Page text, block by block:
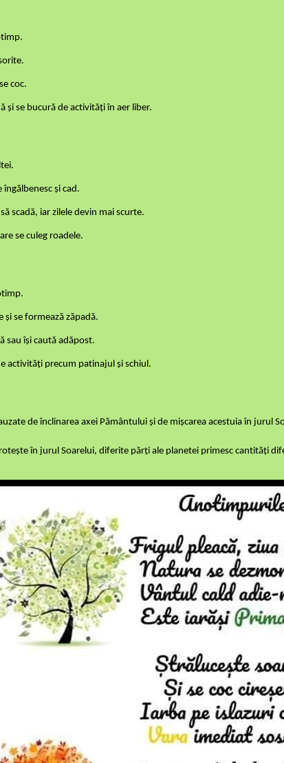
coc.
și se bucură de activități în aer liber.
îngălbenesc și cad.
scadă, iar zilele devin mai scurte.
se culeg roadele.
și se formează zăpadă.
sau își caută adăpost.
activități precum patinajul și schiul.
de înclinarea axei Pământului și de mișcarea acestuia în jurul
în jurul Soarelui, diferite părți ale planetei primesc cantități